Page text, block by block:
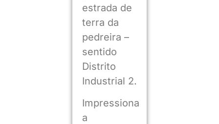
estrada de
terra da
pedreira –
sentido
Distrito
Industrial 2.
Impressiona
a